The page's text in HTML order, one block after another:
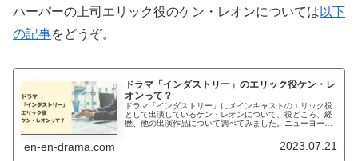
ハーパーの上司エリック役のケン・レオンについては 以下
の記事をどうぞ。
ドラマ「インダストリー」のエリック役ケン・レ
オンって？
ドラマ「インダストリー」にメインキャストのエリック役
として出演しているケン・レオンについて、役どころ、経
歴、他の出演作品について調べてみました。ニューヨーク
en-en-drama.com 2023.07.21